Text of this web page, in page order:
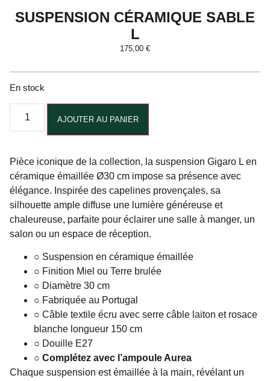
SUSPENSION CÉRAMIQUE SABLE
L
175,00 €
En stock
AJOUTER AU PANIER
Pièce iconique de la collection, la suspension Gigaro L en
céramique émaillée Ø30 cm impose sa présence avec
élégance. Inspirée des capelines provençales, sa
silhouette ample diffuse une lumière généreuse et
chaleureuse, parfaite pour éclairer une salle à manger, un
salon ou un espace de réception.
○ Suspension en céramique émaillée
○ Finition Miel ou Terre brulée
○ Diamètre 30 cm
○ Fabriquée au Portugal
○ Câble textile écru avec serre câble laiton et rosace
blanche longueur 150 cm
○ Douille E27
○ Complétez avec l’ampoule Aurea
Chaque suspension est émaillée à la main, révélant un